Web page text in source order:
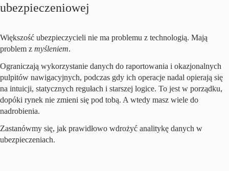
ubezpieczeniowej
Większość ubezpieczycieli nie ma problemu z technologią. Mają
problem z myśleniem.
Ograniczają wykorzystanie danych do raportowania i okazjonalnych
pulpitów nawigacyjnych, podczas gdy ich operacje nadal opierają się
na intuicji, statycznych regułach i starszej logice. To jest w porządku,
dopóki rynek nie zmieni się pod tobą. A wtedy masz wiele do
nadrobienia.
Zastanówmy się, jak prawidłowo wdrożyć analitykę danych w
ubezpieczeniach.